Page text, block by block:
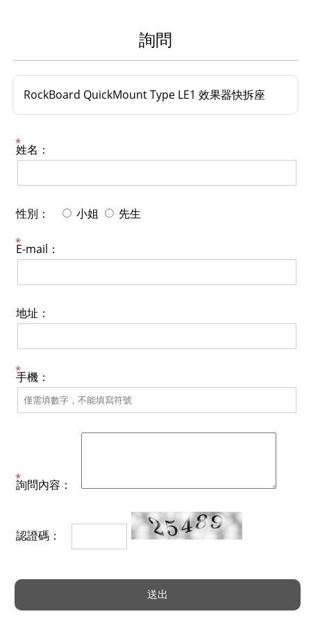
詢問
RockBoard QuickMount Type LE1 效果器快拆座
姓名：
性別： 小姐 先生
E-mail：
地址：
手機：
詢問內容：
認證碼：